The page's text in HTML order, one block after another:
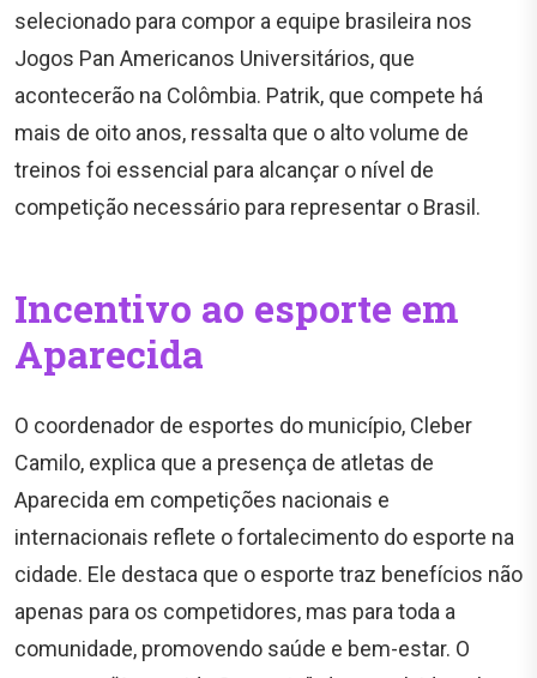
selecionado para compor a equipe brasileira nos
Jogos Pan Americanos Universitários, que
acontecerão na Colômbia. Patrik, que compete há
mais de oito anos, ressalta que o alto volume de
treinos foi essencial para alcançar o nível de
competição necessário para representar o Brasil.
Incentivo ao esporte em
Aparecida
O coordenador de esportes do município, Cleber
Camilo, explica que a presença de atletas de
Aparecida em competições nacionais e
internacionais reflete o fortalecimento do esporte na
cidade. Ele destaca que o esporte traz benefícios não
apenas para os competidores, mas para toda a
comunidade, promovendo saúde e bem-estar. O